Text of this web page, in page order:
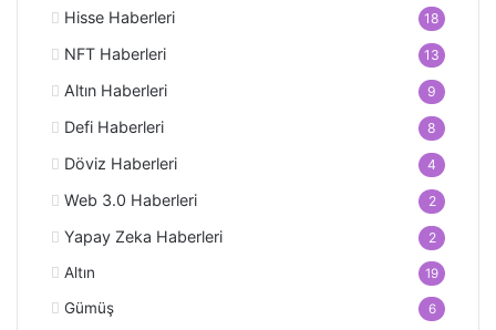
Hisse Haberleri 18
NFT Haberleri 13
Altın Haberleri 9
Defi Haberleri 8
Döviz Haberleri 4
Web 3.0 Haberleri 2
Yapay Zeka Haberleri 2
Altın 19
Gümüş 6